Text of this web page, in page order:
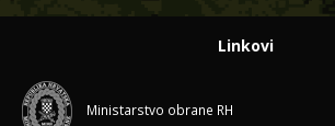
Linkovi
Ministarstvo obrane RH